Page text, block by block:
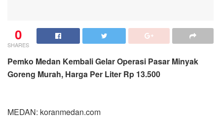
0
SHARES
Pemko Medan Kembali Gelar Operasi Pasar Minyak
Goreng Murah, Harga Per Liter Rp 13.500
MEDAN: koranmedan.com